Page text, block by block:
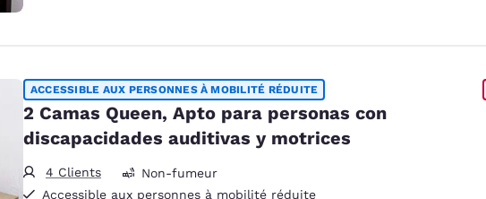
ACCESSIBLE AUX PERSONNES À MOBILITÉ RÉDUITE
2 Camas Queen, Apto para personas con
discapacidades auditivas y motrices
4 Clients
Non-fumeur
Accessible aux personnes à mobilité réduite